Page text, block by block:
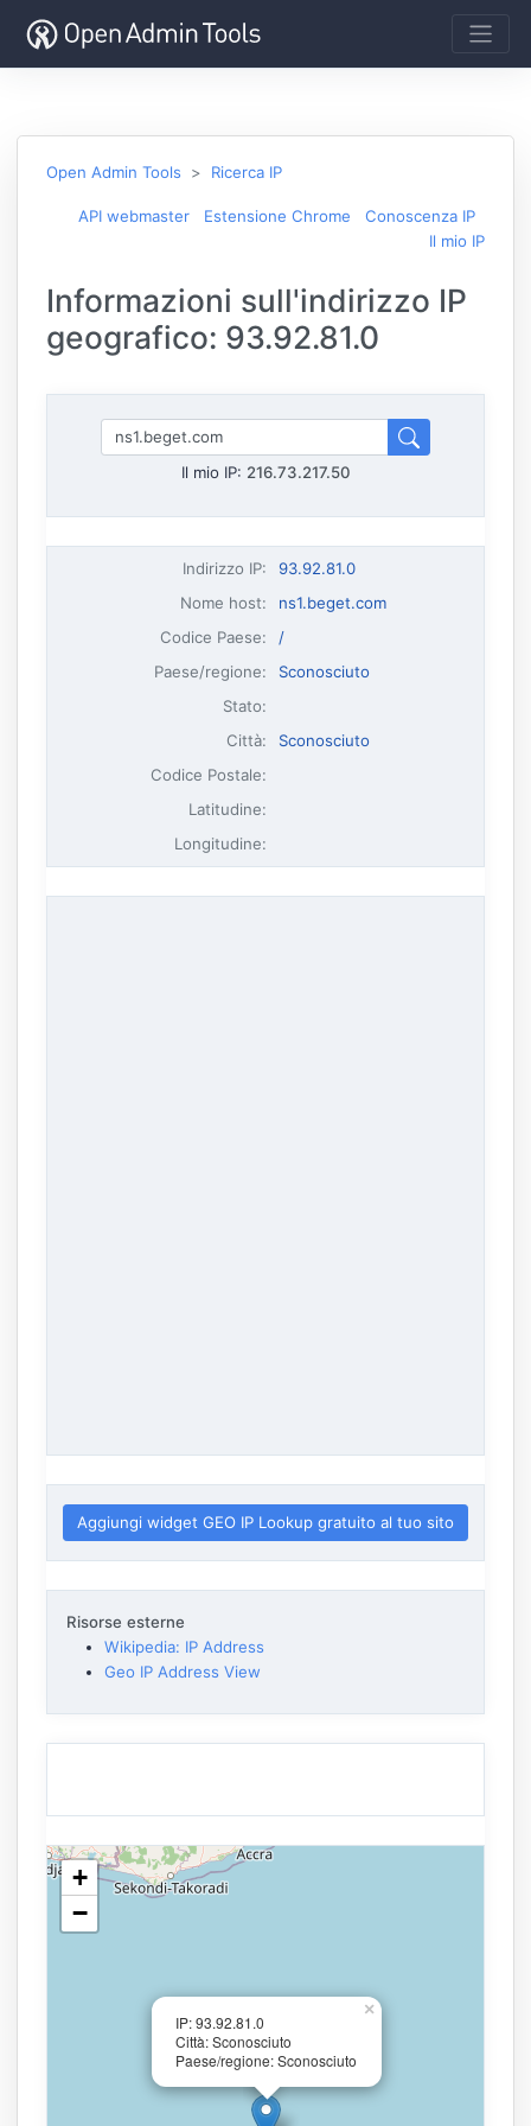
Open Admin Tools Ricerca IP
API webmaster Estensione Chrome
Conoscenza IP
Il mio IP
Informazioni sull'indirizzo IP
geografico: 93.92.81.0
Il mio IP: 216.73.217.50
Indirizzo IP:
93.92.81.0
Nome host:
ns1.beget.com
Codice Paese:
/
Paese/regione:
Sconosciuto
Stato:
Città:
Sconosciuto
Codice Postale:
Latitudine:
Longitudine:
Aggiungi widget GEO IP Lookup gratuito al tuo sito
Risorse esterne
Wikipedia: IP Address
Geo IP Address View
IP: 93.92.81.0
Città: Sconosciuto
Paese/regione: Sconosciuto
×
+
−